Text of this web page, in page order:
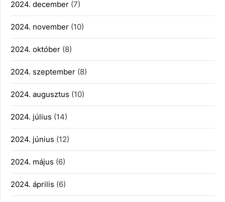
2024. december (7)
2024. november (10)
2024. október (8)
2024. szeptember (8)
2024. augusztus (10)
2024. július (14)
2024. június (12)
2024. május (6)
2024. április (6)